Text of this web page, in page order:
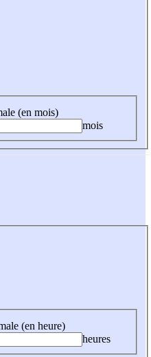
(en mois)
mois
(en heure)
heures